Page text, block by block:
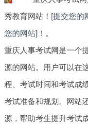
秀教育网站！ [提交您的
您的网站]！ 。
重庆人事考试网是一个
源的网站。用户可以在
程、考试时间和考试成
考试准备和规划。网站
源，帮助考生提升考试成